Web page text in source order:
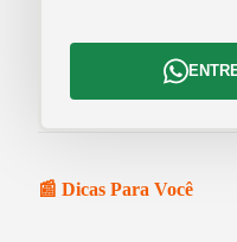
📰 Dicas Para Você